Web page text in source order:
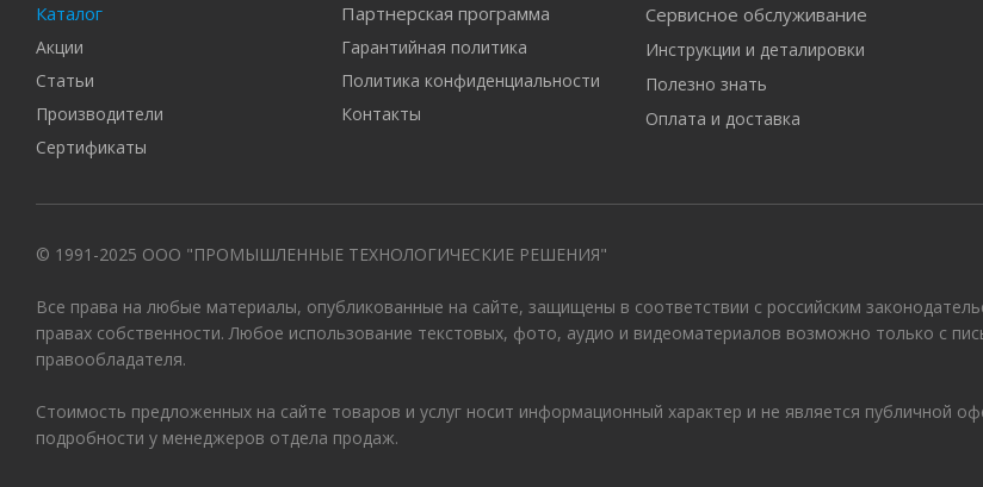
Каталог
Акции
Статьи
Производители
Сертификаты
Партнерская программа
Гарантийная политика
Политика конфиденциальности
Контакты
Сервисное обслуживание
Инструкции и деталировки
Полезно знать
Оплата и доставка
© 1991-2025 ООО "ПРОМЫШЛЕННЫЕ ТЕХНОЛОГИЧЕСКИЕ РЕШЕНИЯ"
Все права на любые материалы, опубликованные на сайте, защищены в соответствии с российским
правах собственности. Любое использование текстовых, фото, аудио и видеоматериалов возможно только с
правообладателя.
Стоимость предложенных на сайте товаров и услуг носит информационный характер и не является публичной
подробности у менеджеров отдела продаж.